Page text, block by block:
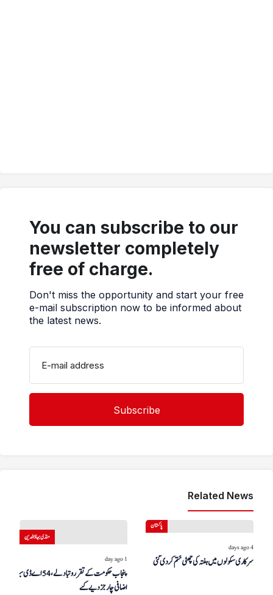
You can subscribe to our
newsletter completely
free of charge.
Don't miss the opportunity and start your free
e-mail subscription now to be informed about
the latest news.
E-mail address
Related News
منڈی بہاؤالدین
1 day ago
پنجاب حکومت کے تقرر و تبادلے، 54 اے ڈی سیز کو
اضافی چارجز دیے گئے
پاکستان
4 days ago
سرکاری سکولوں میں ہفتہ کی چھٹی ختم کر دی گئی